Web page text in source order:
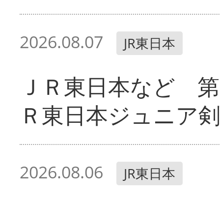
2026.08.07 JR東日本
ＪＲ東日本など
Ｒ東日本ジュニア
2026.08.06 JR東日本